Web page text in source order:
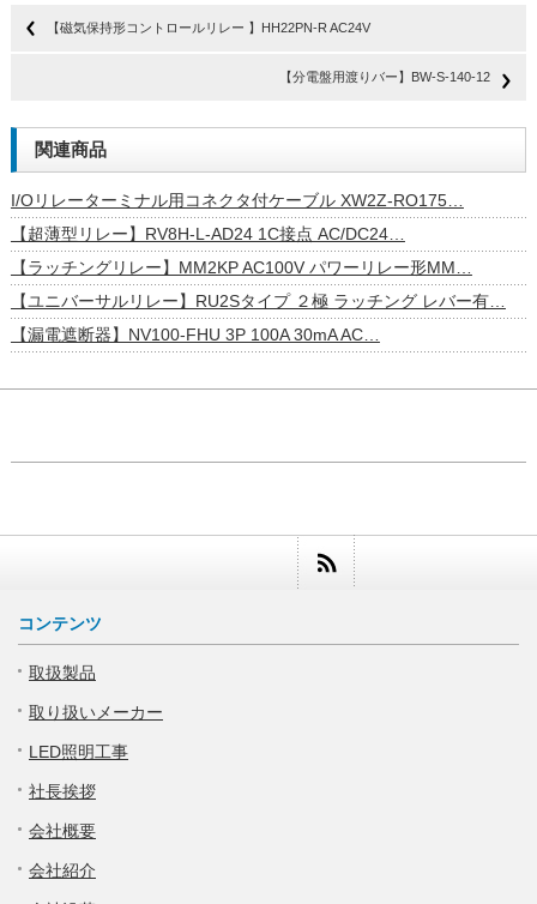
【磁気保持形コントロールリレー 】HH22PN-R AC24V
【分電盤用渡りバー】BW-S-140-12
関連商品
I/Oリレーターミナル用コネクタ付ケーブル XW2Z-RO175…
【超薄型リレー】RV8H-L-AD24 1C接点 AC/DC24…
【ラッチングリレー】MM2KP AC100V パワーリレー形MM…
【ユニバーサルリレー】RU2Sタイプ ２極 ラッチング レバー有…
【漏電遮断器】NV100-FHU 3P 100A 30mA AC…
コンテンツ
取扱製品
取り扱いメーカー
LED照明工事
社長挨拶
会社概要
会社紹介